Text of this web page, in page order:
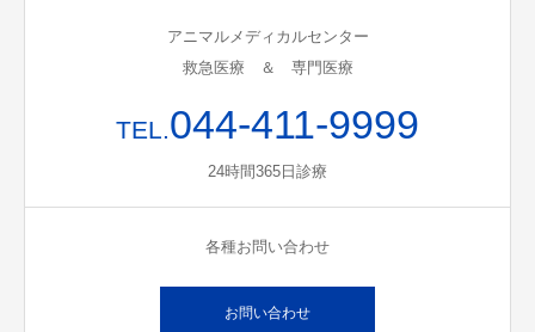
アニマルメディカルセンター
救急医療 ＆ 専門医療
TEL.044-411-9999
24時間365日診療
各種お問い合わせ
お問い合わせ